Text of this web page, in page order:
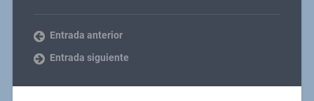
Entrada anterior
Entrada siguiente